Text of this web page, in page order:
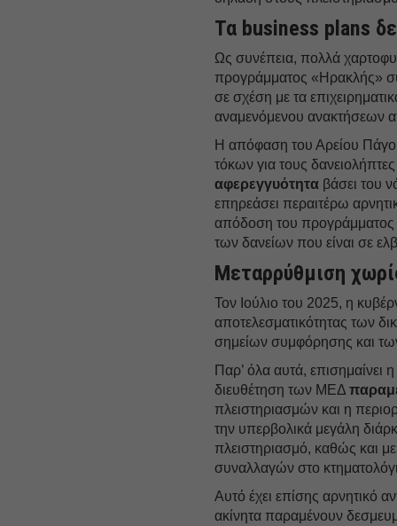
Τα business plans
Ως συνέπεια, πολλά
προγράμματος «Ηρακλής»
σε σχέση με τα
αναμενόμενου ανακτήσεων
Η απόφαση του Αρείου
τόκων για τους
αφερεγγυότητα βάσει του
επηρεάσει περαιτέρω
απόδοση του προγράμματος
των δανείων που είναι σε
Μεταρρύθμιση
Τον Ιούλιο του 2025, η
αποτελεσματικότητας των
σημείων συμφόρησης και
Παρ’ όλα αυτά, επισημαίνει
διευθέτηση των ΜΕΔ
πλειστηριασμών και η
την υπερβολικά μεγάλη
πλειστηριασμό, καθώς και με
συναλλαγών στο
Αυτό έχει επίσης αρνητικό
ακίνητα παραμένουν